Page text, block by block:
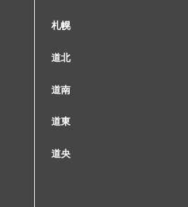
札幌
道北
道南
道東
道央